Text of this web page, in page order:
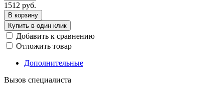
1512 руб.
В корзину
Купить в один клик
Добавить к сравнению
Отложить товар
Дополнительные
Вызов специалиста